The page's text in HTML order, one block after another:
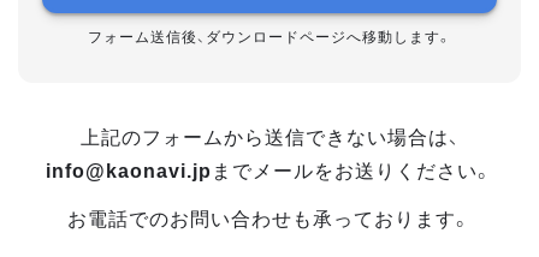
フォーム送信後、ダウンロードページへ移動します。
上記のフォームから送信できない場合は、
info@kaonavi.jp までメールをお送りください。
お電話でのお問い合わせも承っております。